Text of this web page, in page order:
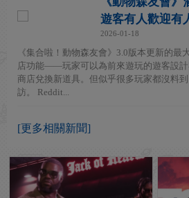
遊客有人歡迎有
2026-01-18
《集合啦！動物森友會》3.0版本更新的最
店功能——玩家可以為前來遊玩的遊客設
商店兌換新道具。但似乎很多玩家都沒料
訪。 Reddit...
[更多相關新聞]